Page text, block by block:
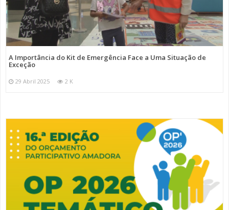
A Importância do Kit de Emergência Face a Uma Situação de
Exceção
29 Abril 2025 2 K